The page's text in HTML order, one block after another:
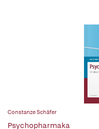
Constanze Schäfer
Psychopharmaka